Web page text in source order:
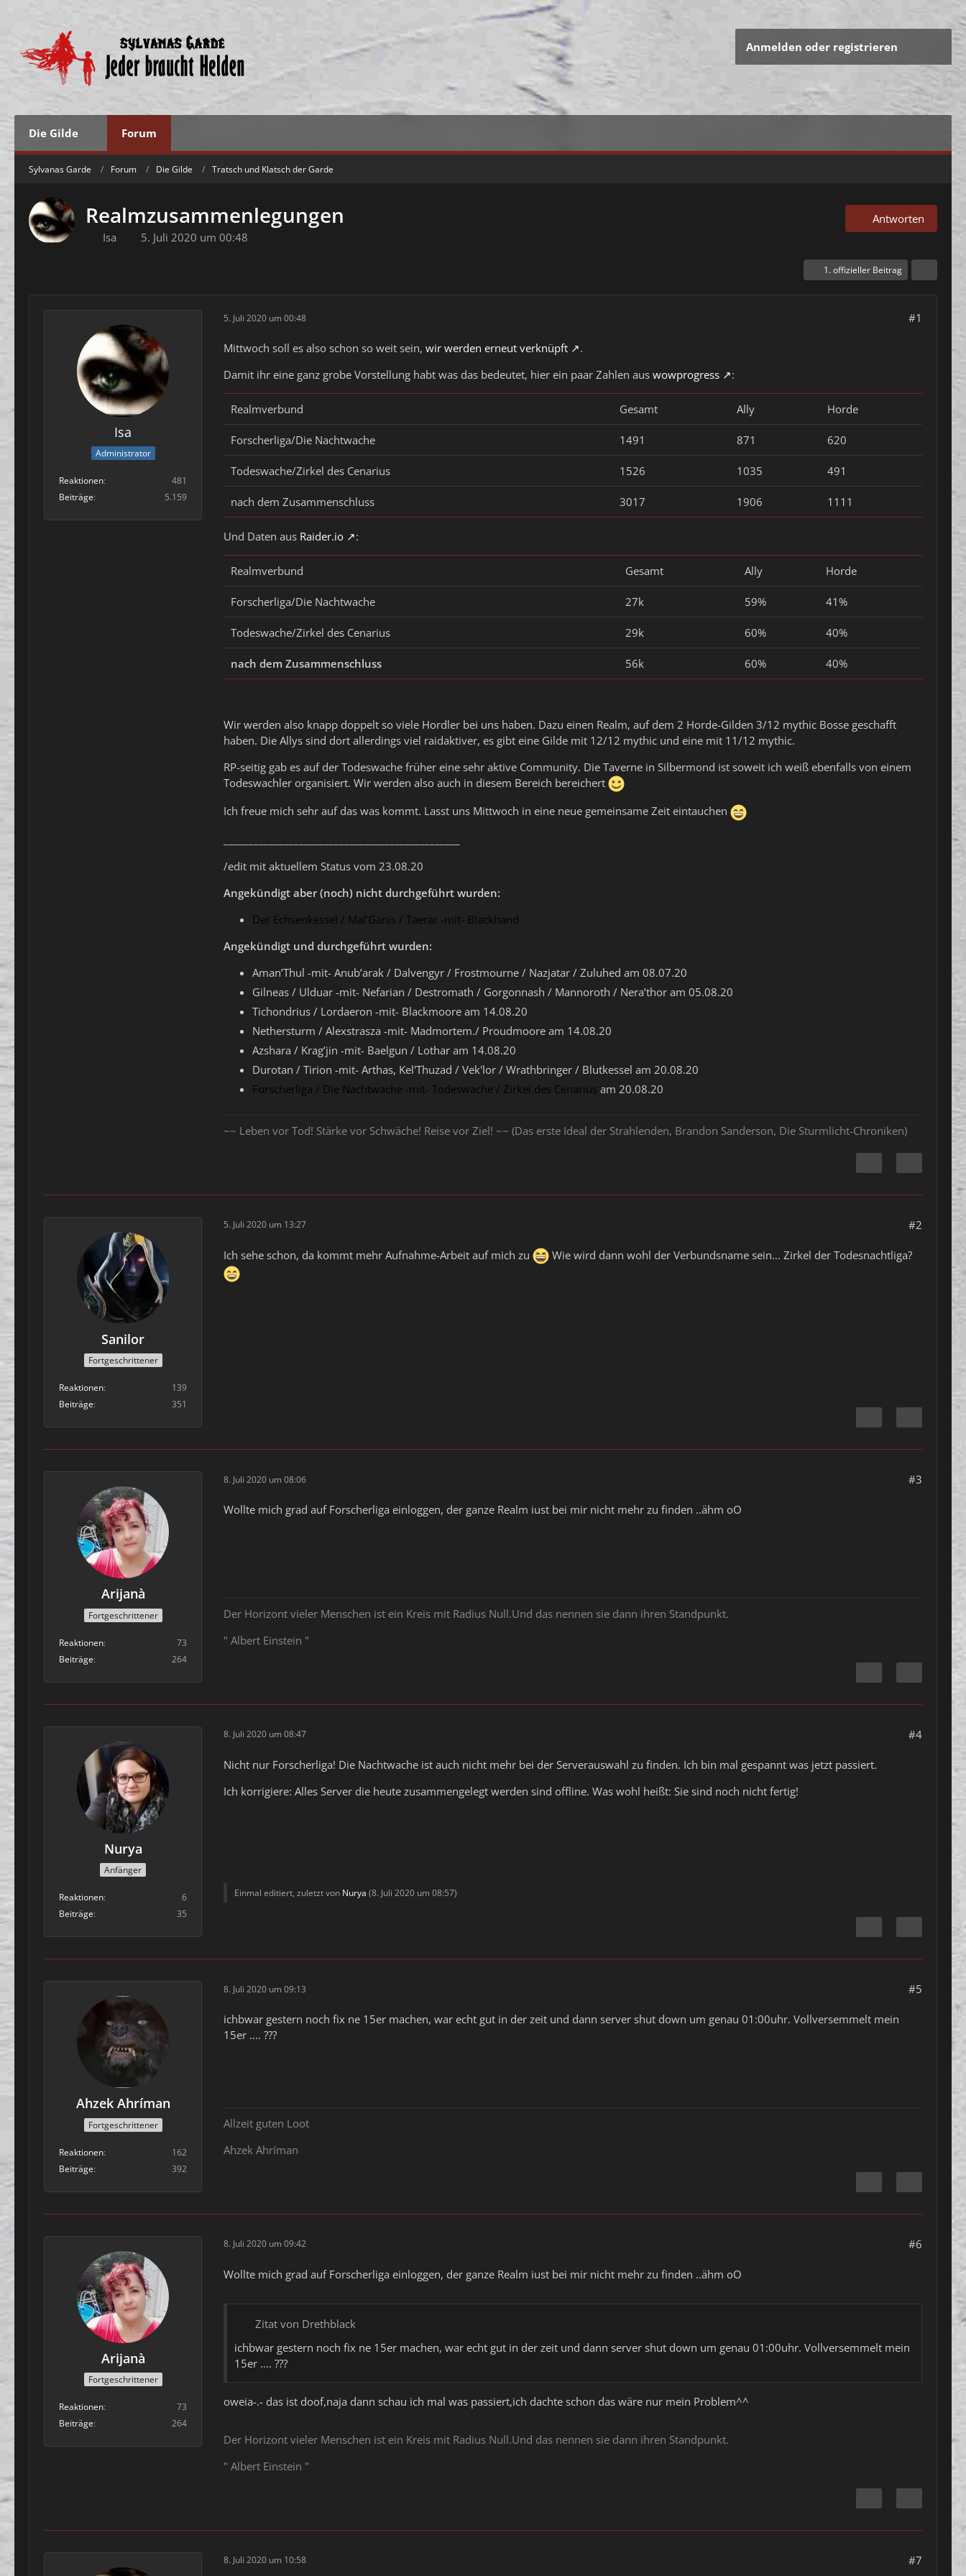
Anmelden oder registrieren
Die Gilde Forum
Sylvanas Garde Forum Die Gilde Tratsch und Klatsch der Garde
Realmzusammenlegungen
Isa 5. Juli 2020 um 00:48
Antworten
1. offizieller Beitrag
Isa
Administrator
Reaktionen
481
Beiträge
5.159
5. Juli 2020 um 00:48 #1
Mittwoch soll es also schon so weit sein, wir werden erneut verknüpft
.
Damit ihr eine ganz grobe Vorstellung habt was das bedeutet, hier ein paar Zahlen aus wowprogress :
Realmverbund Gesamt Ally Horde
Forscherliga/Die Nachtwache 1491 871 620
Todeswache/Zirkel des Cenarius 1526 1035 491
nach dem Zusammenschluss 3017 1906 1111
Und Daten aus Raider.io :
Realmverbund Gesamt Ally Horde
Forscherliga/Die Nachtwache 27k 59% 41%
Todeswache/Zirkel des Cenarius 29k 60% 40%
nach dem Zusammenschluss 56k 60% 40%
Wir werden also knapp doppelt so viele Hordler bei uns haben. Dazu einen Realm, auf dem 2 Horde-Gilden 3/12 mythic Bosse geschafft
haben. Die Allys sind dort allerdings viel raidaktiver, es gibt eine Gilde mit 12/12 mythic und eine mit 11/12 mythic.
RP-seitig gab es auf der Todeswache früher eine sehr aktive Community. Die Taverne in Silbermond ist soweit ich weiß ebenfalls von einem
Todeswachler organisiert. Wir werden also auch in diesem Bereich bereichert
Ich freue mich sehr auf das was kommt. Lasst uns Mittwoch in eine neue gemeinsame Zeit eintauchen
/edit mit aktuellem Status vom 23.08.20
Angekündigt aber (noch) nicht durchgeführt wurden:
Der Echsenkessel / Mal’Ganis / Taerar -mit- Blackhand
Angekündigt und durchgeführt wurden:
Aman’Thul -mit- Anub’arak / Dalvengyr / Frostmourne / Nazjatar / Zuluhed am 08.07.20
Gilneas / Ulduar -mit- Nefarian / Destromath / Gorgonnash / Mannoroth / Nera’thor am 05.08.20
Tichondrius / Lordaeron -mit- Blackmoore am 14.08.20
Nethersturm / Alexstrasza -mit- Madmortem./ Proudmoore am 14.08.20
Azshara / Krag’jin -mit- Baelgun / Lothar am 14.08.20
Durotan / Tirion -mit- Arthas, Kel'Thuzad / Vek'lor / Wrathbringer / Blutkessel am 20.08.20
Forscherliga / Die Nachtwache -mit- Todeswache / Zirkel des Cenarius am 20.08.20
~~ Leben vor Tod! Stärke vor Schwäche! Reise vor Ziel! ~~ (Das erste Ideal der Strahlenden, Brandon Sanderson, Die Sturmlicht-Chroniken)
Sanilor
Fortgeschrittener
Reaktionen
139
Beiträge
351
5. Juli 2020 um 13:27 #2
Ich sehe schon, da kommt mehr Aufnahme-Arbeit auf mich zu Wie wird dann wohl der Verbundsname sein... Zirkel der Todesnachtliga?
Arijanà
Fortgeschrittener
Reaktionen
73
Beiträge
264
8. Juli 2020 um 08:06 #3
Wollte mich grad auf Forscherliga einloggen, der ganze Realm iust bei mir nicht mehr zu finden ..ähm oO
Der Horizont vieler Menschen ist ein Kreis mit Radius Null.Und das nennen sie dann ihren Standpunkt.
" Albert Einstein "
Nurya
Anfänger
Reaktionen
6
Beiträge
35
8. Juli 2020 um 08:47 #4
Nicht nur Forscherliga! Die Nachtwache ist auch nicht mehr bei der Serverauswahl zu finden. Ich bin mal gespannt was jetzt passiert.
Ich korrigiere: Alles Server die heute zusammengelegt werden sind offline. Was wohl heißt: Sie sind noch nicht fertig!
Einmal editiert, zuletzt von Nurya (8. Juli 2020 um 08:57)
Ahzek Ahríman
Fortgeschrittener
Reaktionen
162
Beiträge
392
8. Juli 2020 um 09:13 #5
ichbwar gestern noch fix ne 15er machen, war echt gut in der zeit und dann server shut down um genau 01:00uhr. Vollversemmelt mein
15er .... ???
Allzeit guten Loot
Ahzek Ahríman
Arijanà
Fortgeschrittener
Reaktionen
73
Beiträge
264
8. Juli 2020 um 09:42 #6
Wollte mich grad auf Forscherliga einloggen, der ganze Realm iust bei mir nicht mehr zu finden ..ähm oO
Zitat von Drethblack
ichbwar gestern noch fix ne 15er machen, war echt gut in der zeit und dann server shut down um genau 01:00uhr. Vollversemmelt mein
15er .... ???
oweia-.- das ist doof,naja dann schau ich mal was passiert,ich dachte schon das wäre nur mein Problem^^
Der Horizont vieler Menschen ist ein Kreis mit Radius Null.Und das nennen sie dann ihren Standpunkt.
" Albert Einstein "
8. Juli 2020 um 10:58 #7